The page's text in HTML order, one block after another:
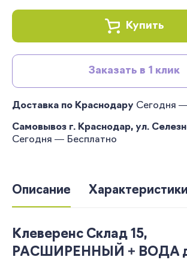
Купить
Заказать в 1 клик
Доставка по Краснодару Сегодня
Самовывоз г. Краснодар, ул.
Сегодня — Бесплатно
Описание Характеристики
Клеверенс Склад 15,
РАСШИРЕННЫЙ + ВОДА